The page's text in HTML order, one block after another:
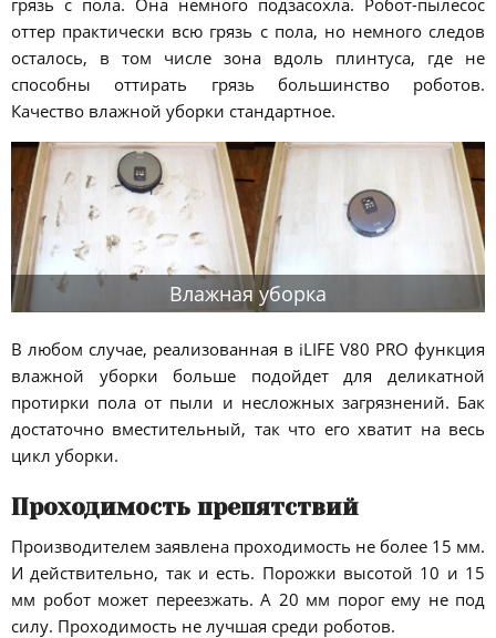
грязь с пола. Она немного подзасохла. Робот-пылесос
оттер практически всю грязь с пола, но немного следов
осталось, в том числе зона вдоль плинтуса, где не
способны оттирать грязь большинство роботов.
Качество влажной уборки стандартное.
Влажная уборка
В любом случае, реализованная в iLIFE V80 PRO функция
влажной уборки больше подойдет для деликатной
протирки пола от пыли и несложных загрязнений. Бак
достаточно вместительный, так что его хватит на весь
цикл уборки.
Проходимость препятствий
Производителем заявлена проходимость не более 15 мм.
И действительно, так и есть. Порожки высотой 10 и 15
мм робот может переезжать. А 20 мм порог ему не под
силу. Проходимость не лучшая среди роботов.